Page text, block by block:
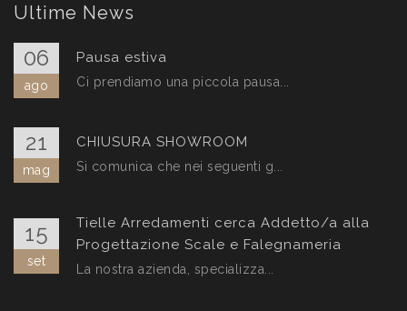
Ultime News
06
ago
Pausa estiva
Ci prendiamo una piccola pausa...
21
mag
CHIUSURA SHOWROOM
Si comunica che nei seguenti g...
15
set
Tielle Arredamenti cerca Addetto/a alla
Progettazione Scale e Falegnameria
La nostra azienda, specializza...